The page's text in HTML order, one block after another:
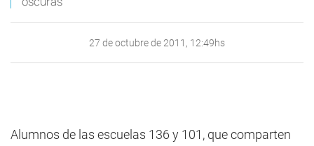
27 de octubre de 2011, 12:49hs
Alumnos de las escuelas 136 y 101, que comparten